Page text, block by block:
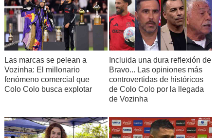
Las marcas se pelean a
Vozinha: El millonario
fenómeno comercial que
Colo Colo busca explotar
Incluida una dura reflexión de
Bravo... Las opiniones más
controvertidas de históricos
de Colo Colo por la llegada
de Vozinha